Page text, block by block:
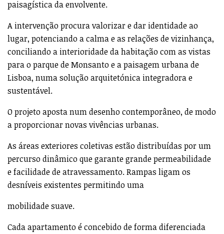
jardim contribuindo para a requalificação ambiental e
paisagística da envolvente.
A intervenção procura valorizar e dar identidade ao
lugar, potenciando a calma e as relações de vizinhança,
conciliando a interioridade da habitação com as vistas
para o parque de Monsanto e a paisagem urbana de
Lisboa, numa solução arquitetónica integradora e
sustentável.
O projeto aposta num desenho contemporâneo, de modo
a proporcionar novas vivências urbanas.
As áreas exteriores coletivas estão distribuídas por um
percurso dinâmico que garante grande permeabilidade
e facilidade de atravessamento. Rampas ligam os
desníveis existentes permitindo uma
mobilidade suave.